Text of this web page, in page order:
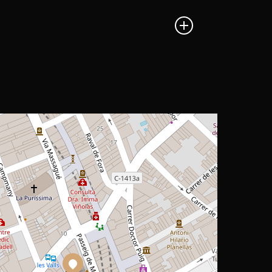
de las personas y asunción de
pesada, motores eléctricos y sistemas
o festiva, y sistemas eléctricos
instalaciones fotovoltaicas o eólicas,
Baja Tensión – REBT).